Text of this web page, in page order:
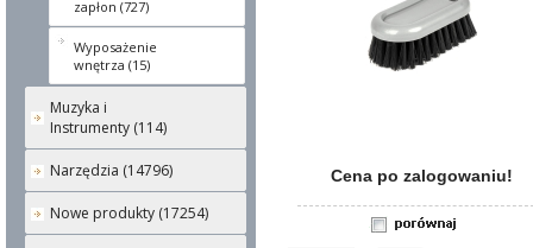
zapłon (727)
Wyposażenie
wnętrza (15)
Muzyka i
Instrumenty (114)
Narzędzia (14796)
Nowe produkty (17254)
Cena po zalogowaniu!